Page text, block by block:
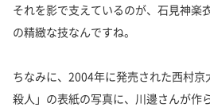
それを影で支えているのが、石見神楽
の精緻な技なんですね。
ちなみに、2004年に発売された西村
殺人」の表紙の写真に、川邊さんが作